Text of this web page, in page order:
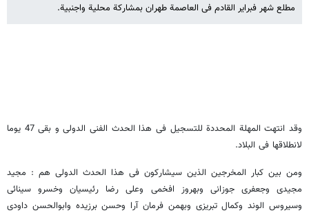
مطلع شهر فبرایر القادم فی العاصمة طهران بمشارکة محلیة واجنبیة.
وقد انتهت المهلة المحددة للتسجیل فی هذا الحدث الفنی الدولی و بقی 47 یوما
لانطلاقها فی البلاد.
ومن بین کبار المخرجین الذین سیشارکون فی هذا الحدث الدولی هم : مجید
مجیدی وجعفری جوزانی وبهروز افخمی وعلی رضا رئیسیان وخسرو سینائی
وسیروس الوند وکمال تبریزی وبهمن فرمان آرا وحسن برزیده وابوالحسن داودی